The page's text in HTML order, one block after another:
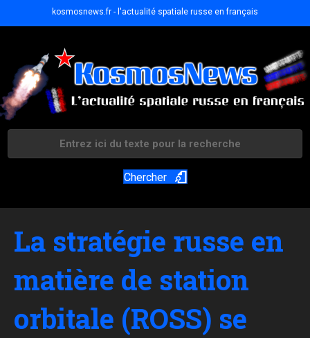
kosmosnews.fr - l'actualité spatiale russe en français
Chercher
La stratégie russe en
matière de station
orbitale (ROSS) se